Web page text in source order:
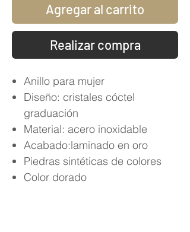
Agregar al carrito
Realizar compra
Anillo para mujer
Diseño: cristales cóctel
graduación
Material: acero inoxidable
Acabado:laminado en oro
Piedras sintéticas de colores
Color dorado